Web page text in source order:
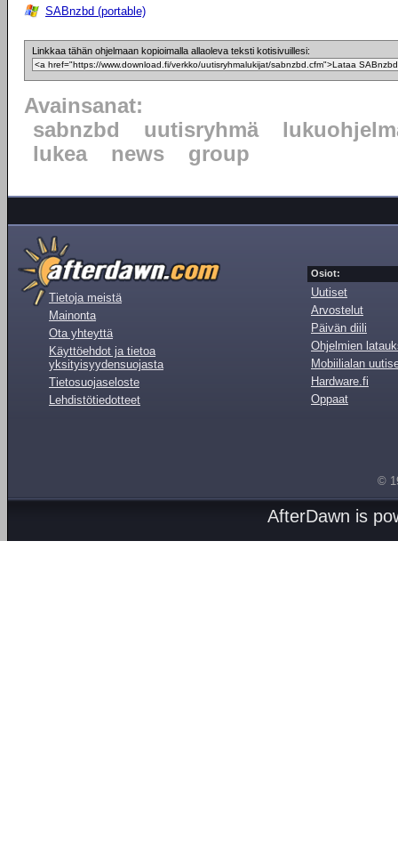
SABnzbd (portable)
Linkkaa tähän ohjelmaan kopioimalla allaoleva teksti kotisivuillesi:
Avainsanat:
sabnzbd
uutisryhmä
lukea
news group
Tietoja meistä
Mainonta
Ota yhteyttä
Käyttöehdot ja tietoa
yksityisyydensuojasta
Tietosuojaseloste
Lehdistötiedotteet
Osiot:
Uutiset
Arvostelut
Päivän diili
Ohjelmien
Mobiilialan
Hardware.fi
Oppaat
©
AfterDawn is